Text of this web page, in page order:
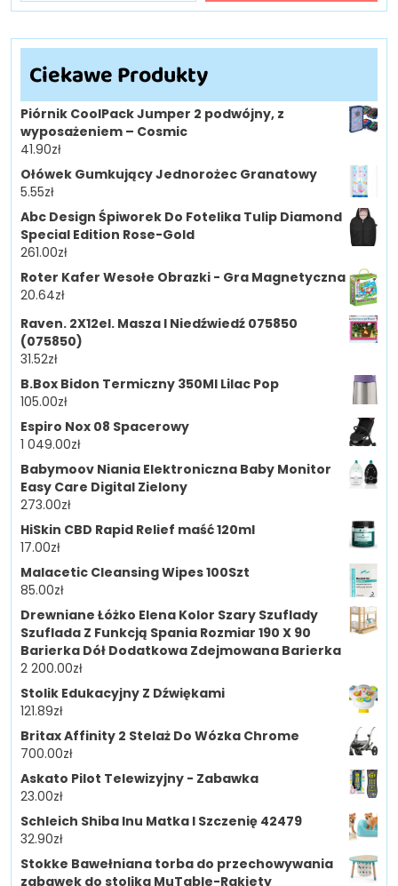
Ciekawe Produkty
Piórnik CoolPack Jumper 2 podwójny, z
wyposażeniem – Cosmic
41.90zł
Ołówek Gumkujący Jednorożec Granatowy
5.55zł
Abc Design Śpiworek Do Fotelika Tulip Diamond
Special Edition Rose-Gold
261.00zł
Roter Kafer Wesołe Obrazki - Gra Magnetyczna
20.64zł
Raven. 2X12el. Masza I Niedźwiedź 075850
(075850)
31.52zł
B.Box Bidon Termiczny 350Ml Lilac Pop
105.00zł
Espiro Nox 08 Spacerowy
1 049.00zł
Babymoov Niania Elektroniczna Baby Monitor
Easy Care Digital Zielony
273.00zł
HiSkin CBD Rapid Relief maść 120ml
17.00zł
Malacetic Cleansing Wipes 100Szt
85.00zł
Drewniane Łóżko Elena Kolor Szary Szuflady
Szuflada Z Funkcją Spania Rozmiar 190 X 90
Barierka Dół Dodatkowa Zdejmowana Barierka
2 200.00zł
Stolik Edukacyjny Z Dźwiękami
121.89zł
Britax Affinity 2 Stelaż Do Wózka Chrome
700.00zł
Askato Pilot Telewizyjny - Zabawka
23.00zł
Schleich Shiba Inu Matka I Szczenię 42479
32.90zł
Stokke Bawełniana torba do przechowywania
zabawek do stolika MuTable-Rakiety